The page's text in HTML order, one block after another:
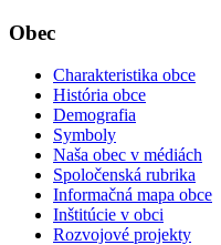
Obec
Charakteristika obce
História obce
Demografia
Symboly
Naša obec v médiách
Spoločenská rubrika
Informačná mapa obce
Inštitúcie v obci
Rozvojové projekty